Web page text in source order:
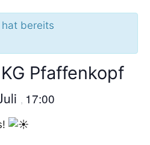
bereits
Pfaffenkopf
, 17:00